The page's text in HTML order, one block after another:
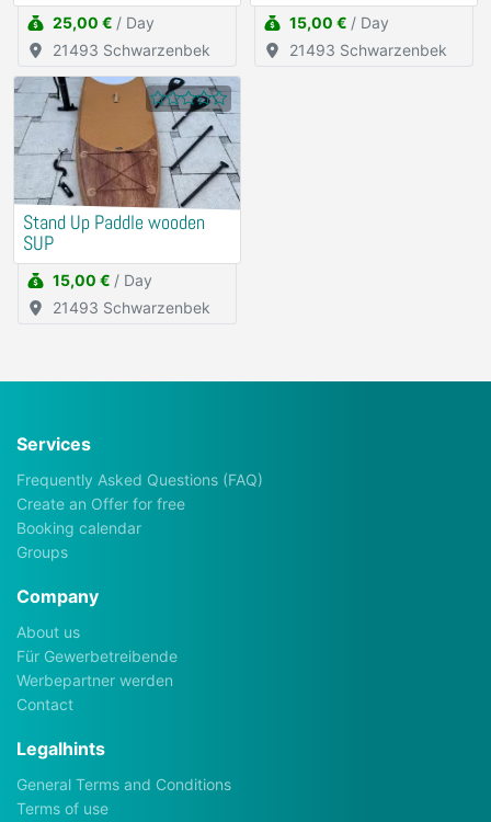
25,00 € / Day
21493 Schwarzenbek
15,00 € / Day
21493 Schwarzenbek
Stand Up Paddle wooden
SUP
15,00 € / Day
21493 Schwarzenbek
Services
Frequently Asked Questions (FAQ)
Create an Offer for free
Booking calendar
Groups
Company
About us
Für Gewerbetreibende
Werbepartner werden
Contact
Legalhints
General Terms and Conditions
Terms of use